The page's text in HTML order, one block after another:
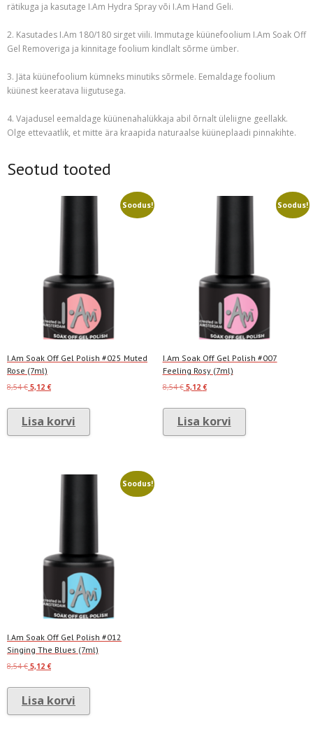
rätikuga ja kasutage I.Am Hydra Spray või I.Am Hand Geli.
2. Kasutades I.Am 180/180 sirget viili. Immutage küünefoolium I.Am Soak Off
Gel Removeriga ja kinnitage foolium kindlalt sõrme ümber.
3. Jäta küünefoolium kümneks minutiks sõrmele. Eemaldage foolium
küünest keeratava liigutusega.
4. Vajadusel eemaldage küünenahalükkaja abil õrnalt üleliigne geellakk.
Olge ettevaatlik, et mitte ära kraapida naturaalse küüneplaadi pinnakihte.
Seotud tooted
Soodus!
I.Am Soak Off Gel Polish #025 Muted
Rose (7ml)
8,54€ Algne
oli:
8,54 €.
5,12 €Current
is:
5,12 €.
Lisa korvi
Soodus!
I.Am Soak Off Gel Polish #007
Feeling Rosy (7ml)
8,54€ Algne
oli:
8,54 €.
5,12 €Current
is:
5,12 €.
Lisa korvi
Soodus!
I.Am Soak Off Gel Polish #012
Singing The Blues (7ml)
8,54€ Algne
oli:
8,54 €.
5,12 €Current
is:
5,12 €.
Lisa korvi